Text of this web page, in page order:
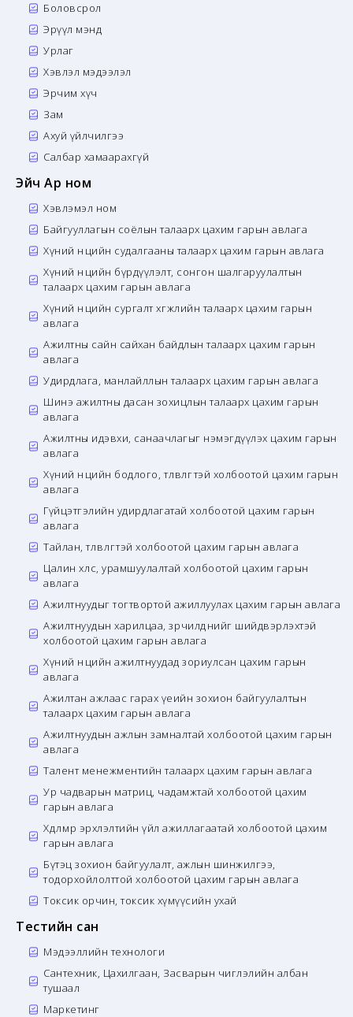
Боловсрол
Эрүүл мэнд
Урлаг
Хэвлэл мэдээлэл
Эрчим хүч
Зам
Ахуй үйлчилгээ
Салбар хамаарахгүй
Эйч Ар ном
Хэвлэмэл ном
Байгууллагын соёлын талаарх цахим гарын авлага
Хүний нөөцийн судалгааны талаарх цахим гарын авлага
Хүний нөөцийн бүрдүүлэлт, сонгон шалгаруулалтын
талаарх цахим гарын авлага
Хүний нөөцийн сургалт хөгжлийн талаарх цахим гарын
авлага
Ажилтны сайн сайхан байдлын талаарх цахим гарын
авлага
Удирдлага, манлайллын талаарх цахим гарын авлага
Шинэ ажилтны дасан зохицлын талаарх цахим гарын
авлага
Ажилтны идэвхи, санаачлагыг нэмэгдүүлэх цахим гарын
авлага
Хүний нөөцийн бодлого, төлөвлөгөөтэй холбоотой цахим гарын
авлага
Гүйцэтгэлийн удирдлагатай холбоотой цахим гарын
авлага
Тайлан, төлөвлөгөөтэй холбоотой цахим гарын авлага
Цалин хөлс, урамшуулалтай холбоотой цахим гарын
авлага
Ажилтнуудыг тогтвортой ажиллуулах цахим гарын авлага
Ажилтнуудын харилцаа, зөрчилдөөнийг шийдвэрлэхтэй
холбоотой цахим гарын авлага
Хүний нөөцийн ажилтнуудад зориулсан цахим гарын
авлага
Ажилтан ажлаас гарах үеийн зохион байгуулалтын
талаарх цахим гарын авлага
Ажилтнуудын ажлын замналтай холбоотой цахим гарын
авлага
Талент менежментийн талаарх цахим гарын авлага
Ур чадварын матриц, чадамжтай холбоотой цахим
гарын авлага
Хөдөлмөр эрхлэлтийн үйл ажиллагаатай холбоотой цахим
гарын авлага
Бүтэц зохион байгуулалт, ажлын шинжилгээ,
тодорхойлолттой холбоотой цахим гарын авлага
Токсик орчин, токсик хүмүүсийн ухай
Тестийн сан
Мэдээллийн технологи
Сантехник, Цахилгаан, Засварын чиглэлийн албан
тушаал
Маркетинг